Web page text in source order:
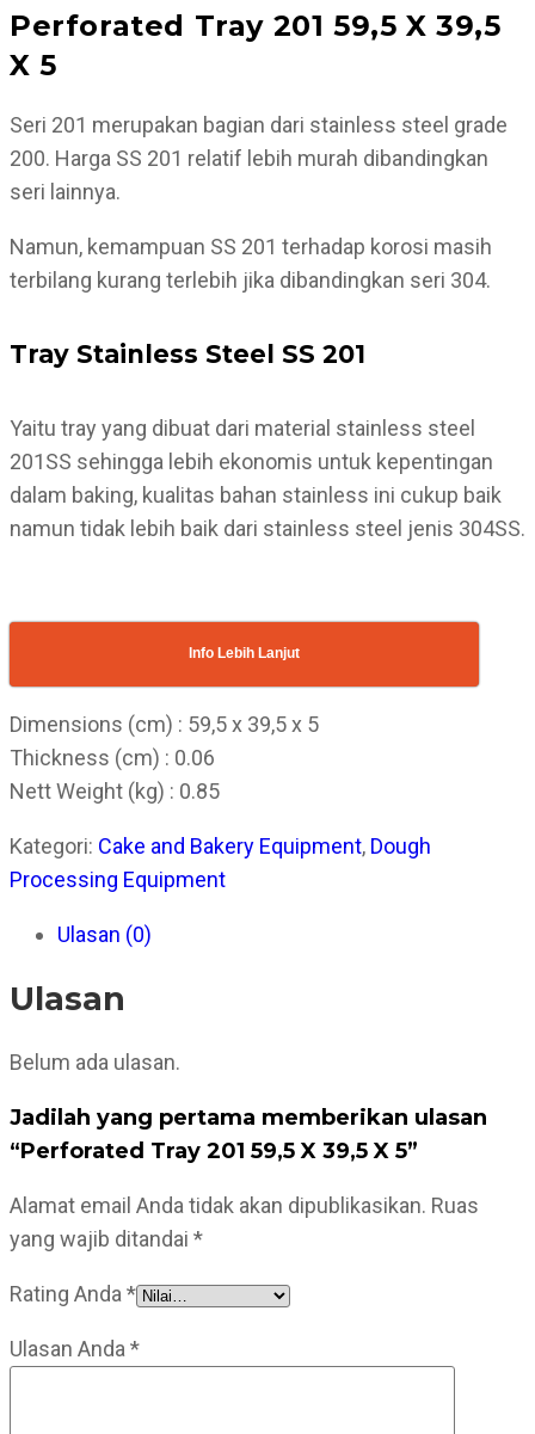
Perforated Tray 201 59,5 X 39,5
X 5
Seri 201 merupakan bagian dari stainless steel grade
200. Harga SS 201 relatif lebih murah dibandingkan
seri lainnya.
Namun, kemampuan SS 201 terhadap korosi masih
terbilang kurang terlebih jika dibandingkan seri 304.
Tray Stainless Steel SS 201
Yaitu tray yang dibuat dari material stainless steel
201SS sehingga lebih ekonomis untuk kepentingan
dalam baking, kualitas bahan stainless ini cukup baik
namun tidak lebih baik dari stainless steel jenis 304SS.
Info Lebih Lanjut
Dimensions (cm) : 59,5 x 39,5 x 5
Thickness (cm) : 0.06
Nett Weight (kg) : 0.85
Kategori: Cake and Bakery Equipment, Dough
Processing Equipment
Ulasan (0)
Ulasan
Belum ada ulasan.
Jadilah yang pertama memberikan ulasan
“Perforated Tray 201 59,5 X 39,5 X 5”
Alamat email Anda tidak akan dipublikasikan. Ruas
yang wajib ditandai *
Rating Anda*
Ulasan Anda*